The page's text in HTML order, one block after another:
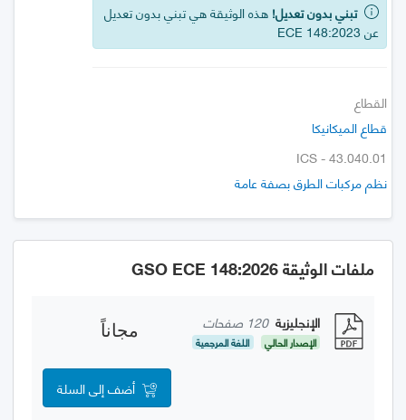
تبني بدون تعديل! هذه الوثيقة هي تبني بدون تعديل
عن ECE 148:2023
القطاع
قطاع الميكانيكا
ICS - 43.040.01
نظم مركبات الطرق بصفة عامة
ملفات الوثيقة GSO ECE 148:2026
الإنجليزية 120 صفحات
الإصدار الحالي اللغة المرجعية
مجاناً
أضف إلى السلة